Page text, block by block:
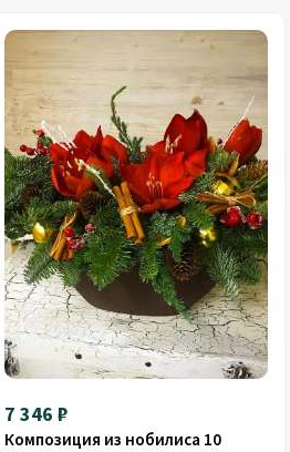
7 346 ₽
Композиция из нобилиса 10